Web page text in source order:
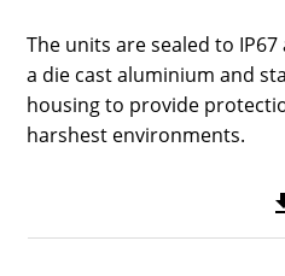
The units are sealed to IP67
a die cast aluminium and
housing to provide
harshest environments.